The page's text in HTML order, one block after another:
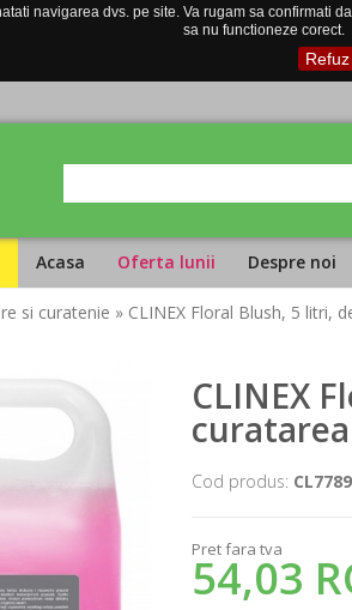
navigarea dvs. pe site. Va rugam sa
sa nu functioneze corect.
Refuz
Acasa Oferta lunii Despre noi
si curatenie » CLINEX Floral Blush, 5 litri,
CLINEX
Cod produs:
Pret fara tva
54,03